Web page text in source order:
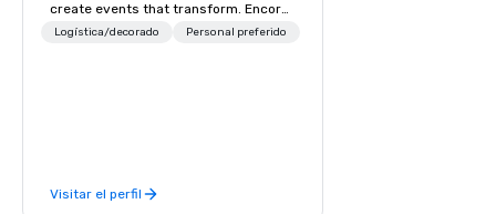
create events that transform. Encore
creates memorable event experiences
creative, advanced technology,
Logística/decorado Personal preferido
Visitar el perfil